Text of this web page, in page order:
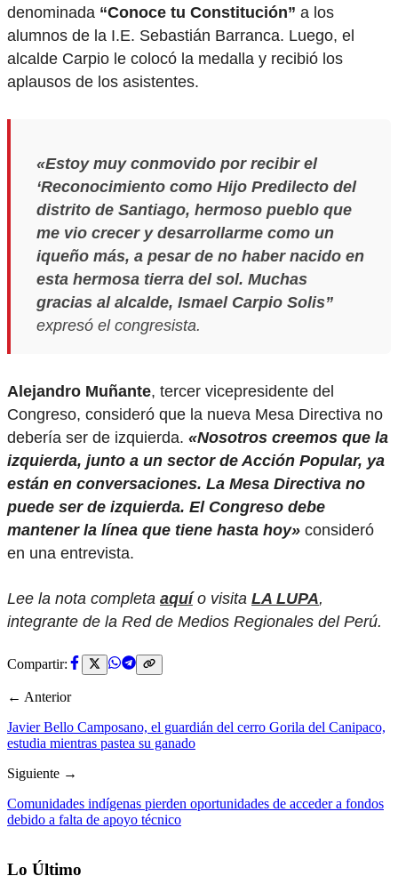
denominada “Conoce tu Constitución” a los
alumnos de la I.E. Sebastián Barranca. Luego, el
alcalde Carpio le colocó la medalla y recibió los
aplausos de los asistentes.
«Estoy muy conmovido por recibir el
‘Reconocimiento como Hijo Predilecto del
distrito de Santiago, hermoso pueblo que
me vio crecer y desarrollarme como un
iqueño más, a pesar de no haber nacido en
esta hermosa tierra del sol. Muchas
gracias al alcalde, Ismael Carpio Solis”
expresó el congresista.
Alejandro Muñante, tercer vicepresidente del
Congreso, consideró que la nueva Mesa Directiva no
debería ser de izquierda. «Nosotros creemos que la
izquierda, junto a un sector de Acción Popular, ya
están en conversaciones. La Mesa Directiva no
puede ser de izquierda. El Congreso debe
mantener la línea que tiene hasta hoy» consideró
en una entrevista.
Lee la nota completa aquío visita LA LUPA,
integrante de la Red de Medios Regionales del Perú.
Compartir:
← Anterior
Javier Bello Camposano, el guardián del cerro Gorila del Canipaco,
estudia mientras pastea su ganado
Siguiente →
Comunidades indígenas pierden oportunidades de acceder a fondos
debido a falta de apoyo técnico
Lo Último